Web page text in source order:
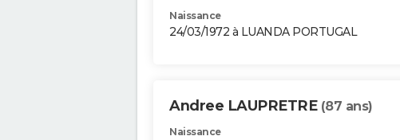
Naissance
24/03/1972 à LUANDA PORTUGAL
Andree LAUPRETRE (87 ans)
Naissance